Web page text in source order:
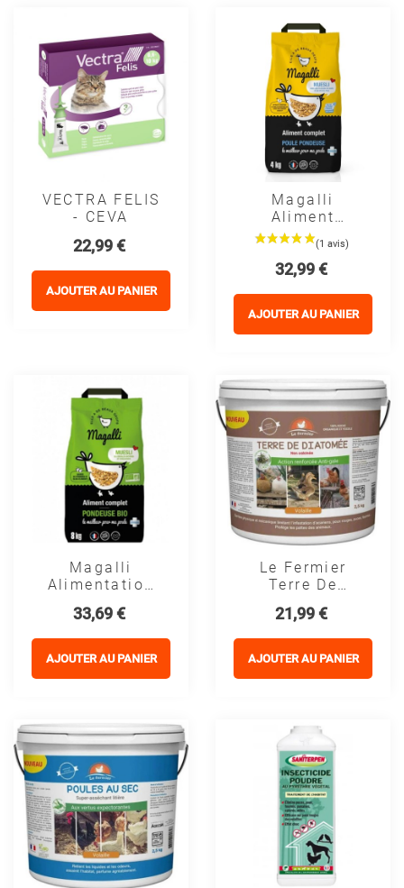
VECTRA FELIS
- CEVA
Prix
22,99 €
AJOUTER AU PANIER
Magalli
Aliment
Complet
Poules
Pondeuses
Prix
32,99 €
AJOUTER AU PANIER
Magalli
Alimentation
Pondeuse Bio
Prix
33,69 €
AJOUTER AU PANIER
Le Fermier
Terre De
Gale
Prix
21,99 €
AJOUTER AU PANIER